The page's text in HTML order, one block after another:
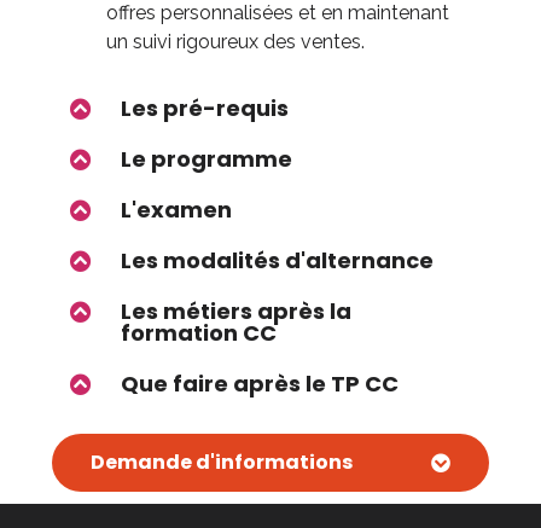
offres personnalisées et en maintenant
un suivi rigoureux des ventes.
Les pré-requis
Le programme
L'examen
Les modalités d'alternance
Les métiers après la
formation CC
Que faire après le TP CC
Demande d'informations